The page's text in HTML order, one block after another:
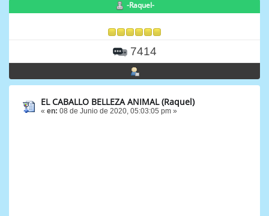
-Raquel-
7414
EL CABALLO BELLEZA ANIMAL (Raquel)
« en: 08 de Junio de 2020, 05:03:05 pm »